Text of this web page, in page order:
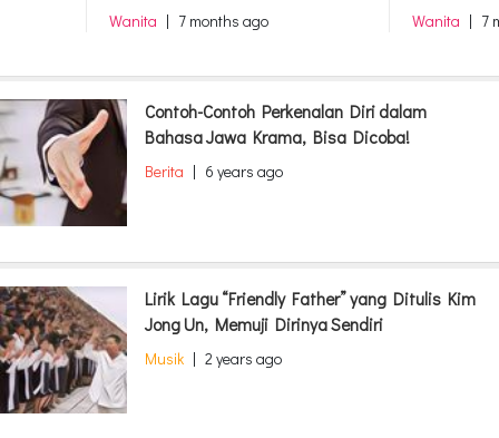
Wanita | 7 months ago Wanita | 7
Contoh-Contoh Perkenalan Diri dalam
Bahasa Jawa Krama, Bisa Dicoba!
Berita | 6 years ago
Lirik Lagu “Friendly Father” yang Ditulis Kim
Jong Un, Memuji Dirinya Sendiri
Musik | 2 years ago